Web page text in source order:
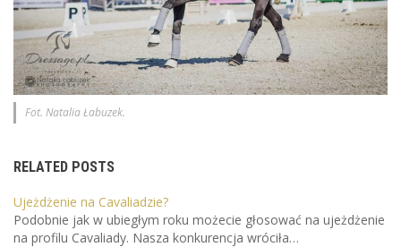
Fot. Natalia Łabuzek.
RELATED POSTS
Ujeżdżenie na Cavaliadzie?
Podobnie jak w ubiegłym roku możecie głosować na ujeżdżenie
na profilu Cavaliady. Nasza konkurencja wróciła…